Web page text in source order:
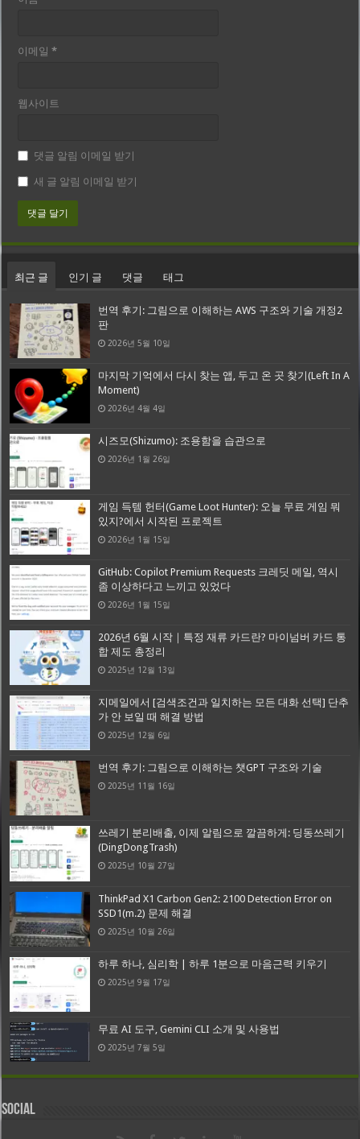
이메일*
웹사이트
댓글 알림 이메일 받기
새 글 알림 이메일 받기
최근 글 인기 글 댓글 태그
번역 후기: 그림으로 이해하는 AWS 구조와 기술 개정2
판
2026년 5월 10일
마지막 기억에서 다시 찾는 앱, 두고 온 곳 찾기(Left In A
Moment)
2026년 4월 4일
시즈모(Shizumo): 조용함을 습관으로
2026년 1월 26일
게임 득템 헌터(Game Loot Hunter): 오늘 무료 게임 뭐
있지?에서 시작된 프로젝트
2026년 1월 15일
GitHub: Copilot Premium Requests 크레딧 메일, 역시
좀 이상하다고 느끼고 있었다
2026년 1월 15일
2026년 6월 시작｜특정 재류 카드란? 마이넘버 카드 통
합 제도 총정리
2025년 12월 13일
지메일에서 [검색조건과 일치하는 모든 대화 선택] 단추
가 안 보일 때 해결 방법
2025년 12월 6일
번역 후기: 그림으로 이해하는 챗GPT 구조와 기술
2025년 11월 16일
쓰레기 분리배출, 이제 알림으로 깔끔하게: 딩동쓰레기
(DingDongTrash)
2025년 10월 27일
ThinkPad X1 Carbon Gen2: 2100 Detection Error on
SSD1(m.2) 문제 해결
2025년 10월 26일
하루 하나, 심리학 | 하루 1분으로 마음근력 키우기
2025년 9월 17일
무료 AI 도구, Gemini CLI 소개 및 사용법
2025년 7월 5일
Social